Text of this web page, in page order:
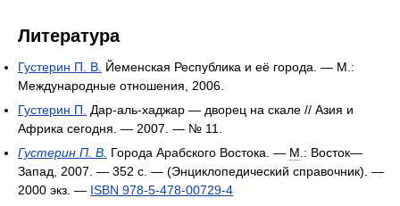
Литература
Густерин П. В. Йеменская Республика и её города. — М.:
Международные отношения, 2006.
Густерин П. Дар-аль-хаджар — дворец на скале // Азия и
Африка сегодня. — 2007. — № 11.
Густерин П. В. Города Арабского Востока. — М.: Восток—
Запад, 2007. — 352 с. — (Энциклопедический справочник). —
2000 экз. — ISBN 978-5-478-00729-4